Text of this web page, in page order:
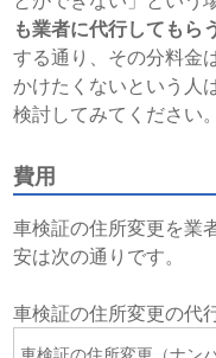
も業者に代行してもら
する通り、その分料金
かけたくないという人
検討してみてください。
費用
車検証の住所変更を業
安は次の通りです。
車検証の住所変更の代
車検証の住所変更（ナン